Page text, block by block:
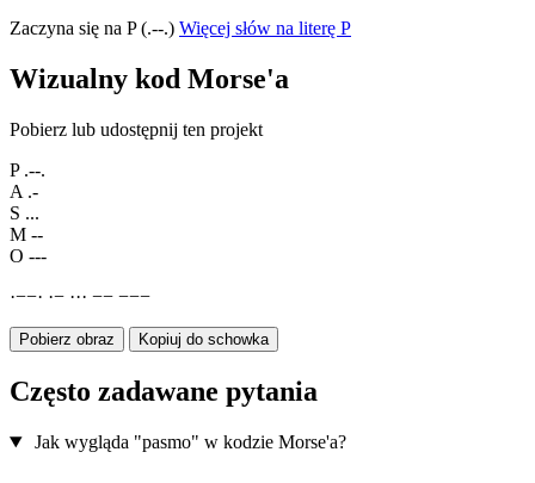
Zaczyna się na P (.--.) Więcej słów na literę P
Wizualny kod Morse'a
Pobierz lub udostępnij ten projekt
P .--.
A .-
S ...
M --
O ---
·−−· ·− ··· −− −−−
Pobierz obraz Kopiuj do schowka
Często zadawane pytania
Jak wygląda "pasmo" w kodzie Morse'a?